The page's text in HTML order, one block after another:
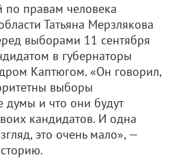
правам человека
Татьяна Мерзлякова
выборами 11 сентября
в губернаторы
Каптюгом. «Он говорил,
выборы
думы и что они будут
кандидатов. И одна
это очень мало», —